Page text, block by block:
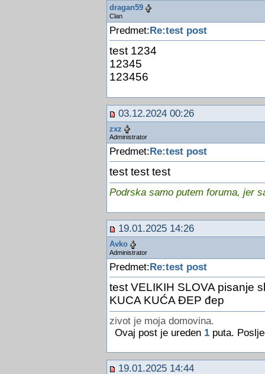
dragan59
Clan
Predmet:Re:test post
test 1234
12345
123456
03.12.2024 00:26
zxz
Administrator
Predmet: Re:test post
test test test
Podrska samo putem foruma, jer
19.01.2025 14:26
Avko
Administrator
Predmet:Re:test post
test VELIKIH SLOVA pisanje
KUCA KUĆA ĐEP đep
zivot je moja domovina.
Ovaj post je ureden 1puta.
19.01.2025 14:44